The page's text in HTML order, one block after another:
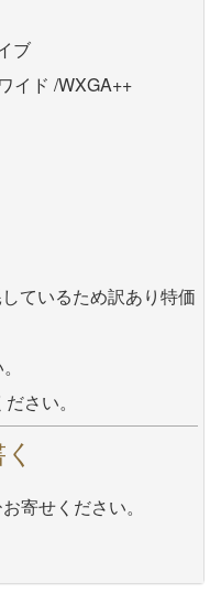
ブ
イド /WXGA++
ているため訳あり特価
さい。
寄せください。